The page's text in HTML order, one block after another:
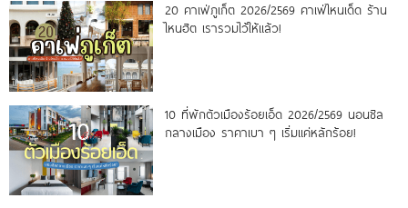
20 คาเฟ่ภูเก็ต 2026/2569 คาเฟ่ไหนเด็ด ร้าน
ไหนฮิต เรารวมไว้ให้แล้ว!
10 ที่พักตัวเมืองร้อยเอ็ด 2026/2569 นอนชิล
กลางเมือง ราคาเบา ๆ เริ่มแค่หลักร้อย!